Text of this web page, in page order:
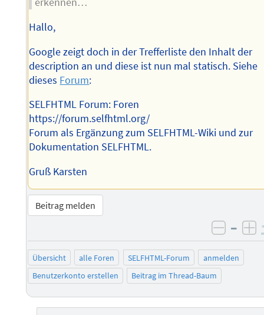
Hallo,
Google zeigt doch in der Trefferliste den Inhalt der
description an und diese ist nun mal statisch. Siehe
dieses Forum:
SELFHTML Forum: Foren
https://forum.selfhtml.org/
Forum als Ergänzung zum SELFHTML-Wiki und zur
Dokumentation SELFHTML.
Gruß Karsten
Beitrag melden
–
Übersicht alle Foren SELFHTML-Forum
anmelden
Benutzerkonto erstellen
Beitrag im Thread-Baum